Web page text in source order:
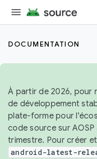
DOCUMENTATION
À partir de 2026, pour
de développement
plate-forme pour
code source sur
trimestre. Pour créer
android-latest-